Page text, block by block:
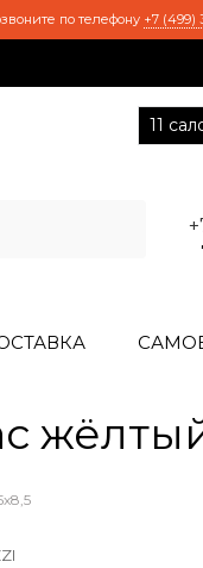
по телефону +7 (499)
11